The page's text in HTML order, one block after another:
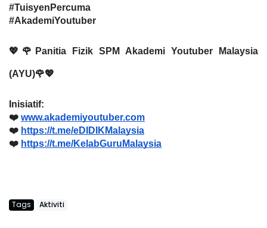
#TuisyenPercuma
#AkademiYoutuber
💖🌹Panitia Fizik SPM Akademi Youtuber Malaysia
(AYU)🌹💖
Inisiatif:
❤️ www.akademiyoutuber.com
❤️ https://t.me/eDIDIKMalaysia
❤️ https://t.me/KelabGuruMalaysia
Tags Aktiviti